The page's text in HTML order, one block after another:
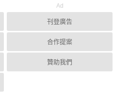
Ad
刊登廣告
合作提案
贊助我們